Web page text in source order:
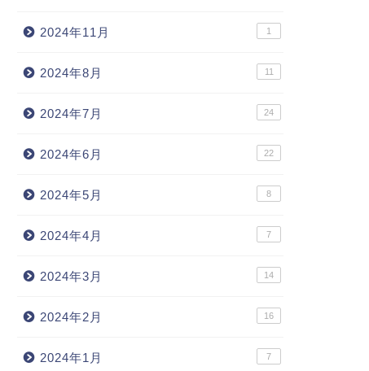
2024年11月 1
2024年8月 11
2024年7月 24
2024年6月 22
2024年5月 8
2024年4月 7
2024年3月 14
2024年2月 16
2024年1月 7